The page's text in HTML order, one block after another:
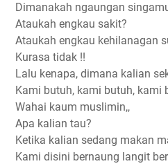
Dimanakah ngaungan
Ataukah engkau sakit?
Ataukah engkau kehilanagan
Kurasa tidak !!
Lalu kenapa, dimana kalian
Kami butuh, kami butuh, kami
Wahai kaum muslimin,,
Apa kalian tau?
Ketika kalian sedang makan
Kami disini bernaung langit